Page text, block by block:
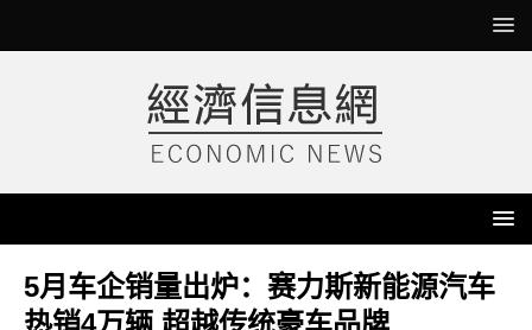
5月车企销量出炉：赛力斯新能源汽车
热销4万辆 超越传统豪车品牌